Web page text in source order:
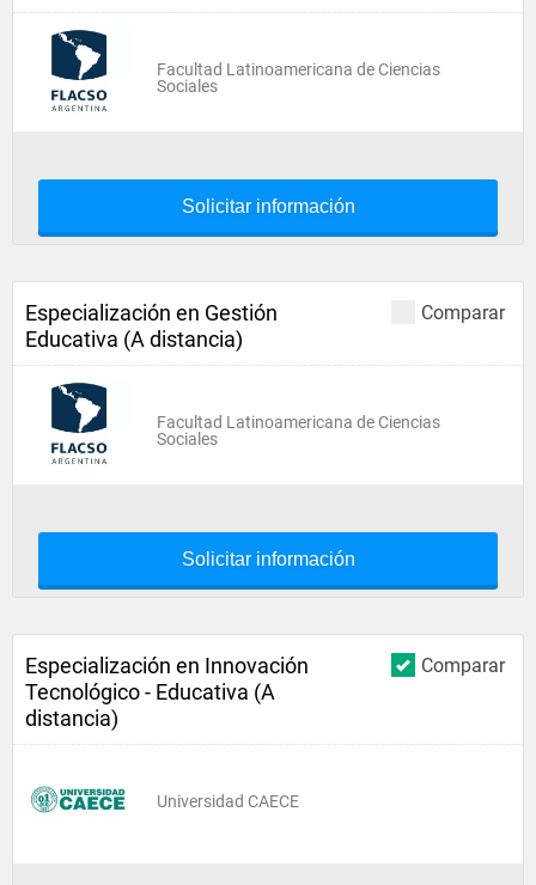
Facultad Latinoamericana de Ciencias
Sociales
Solicitar información
Comparar
Especialización en Gestión
Educativa (A distancia)
Facultad Latinoamericana de Ciencias
Sociales
Solicitar información
Comparar
Especialización en Innovación
Tecnológico - Educativa (A
distancia)
Universidad CAECE